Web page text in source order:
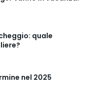
quale
nel 2025